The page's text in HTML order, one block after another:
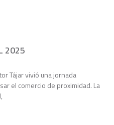
2025
Tájar vivió una jornada
el comercio de proximidad. La